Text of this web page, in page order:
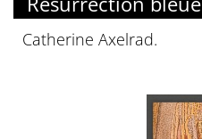
Catherine Axelrad.